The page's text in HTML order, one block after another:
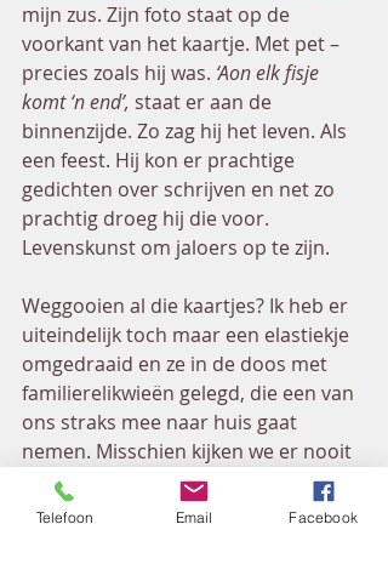
mijn zus. Zijn foto staat op de
voorkant van het kaartje. Met pet –
precies zoals hij was. ‘Aon elk fisje
komt ‘n end’, staat er aan de
binnenzijde. Zo zag hij het leven. Als
een feest. Hij kon er prachtige
gedichten over schrijven en net zo
prachtig droeg hij die voor.
Levenskunst om jaloers op te zijn.
Weggooien al die kaartjes? Ik heb er
uiteindelijk toch maar een elastiekje
omgedraaid en ze in de doos met
familierelikwieën gelegd, die een van
ons straks mee naar huis gaat
nemen. Misschien kijken we er nooit
meer naar om. Maar misschien gaan
we er toch nog ooit voor zitten om al
Telefoon Email Facebook